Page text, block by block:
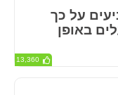
על כך
באופן
13,360